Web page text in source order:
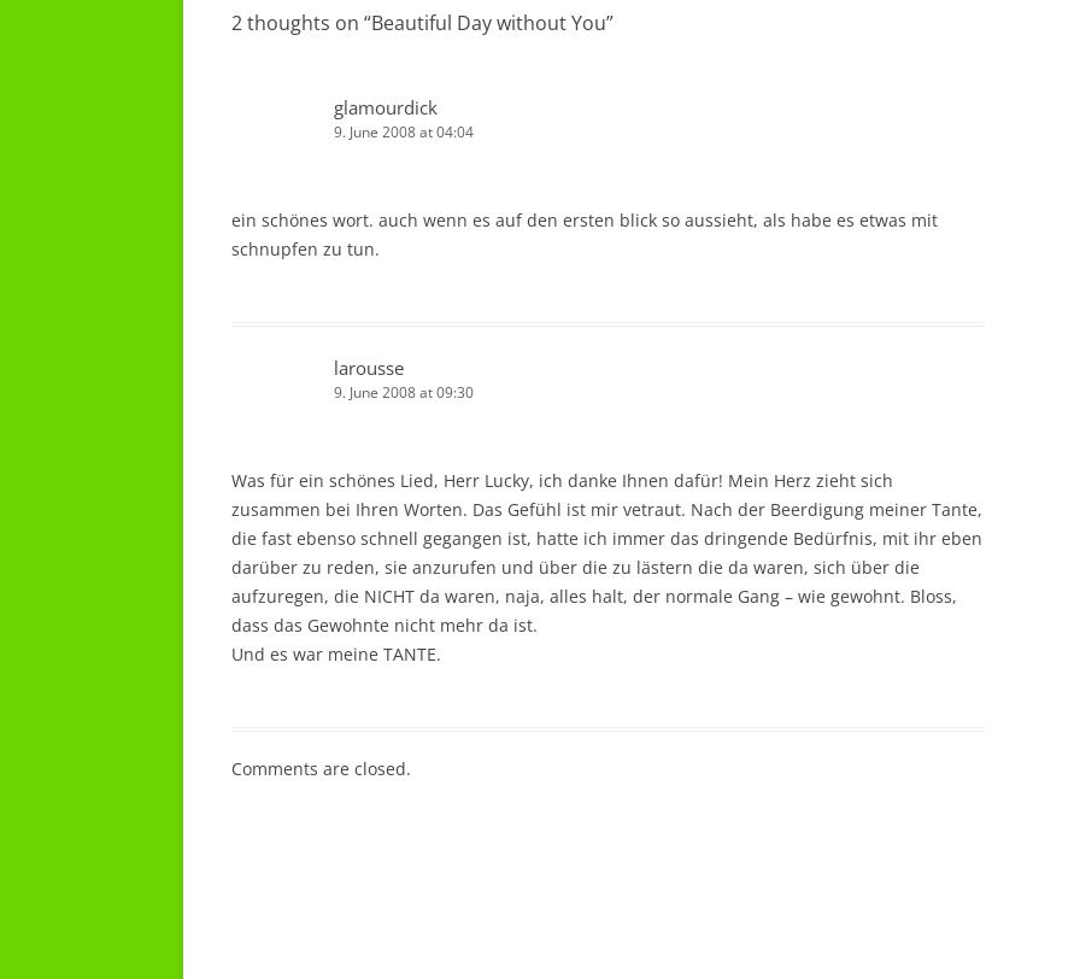
2 thoughts on “Beautiful Day without You”
glamourdick
9. June 2008 at 04:04
ein schönes wort. auch wenn es auf den ersten blick so aussieht, als habe es etwas mit
schnupfen zu tun.
larousse
9. June 2008 at 09:30
Was für ein schönes Lied, Herr Lucky, ich danke Ihnen dafür! Mein Herz zieht sich
zusammen bei Ihren Worten. Das Gefühl ist mir vetraut. Nach der Beerdigung meiner Tante,
die fast ebenso schnell gegangen ist, hatte ich immer das dringende Bedürfnis, mit ihr eben
darüber zu reden, sie anzurufen und über die zu lästern die da waren, sich über die
aufzuregen, die NICHT da waren, naja, alles halt, der normale Gang – wie gewohnt. Bloss,
dass das Gewohnte nicht mehr da ist.
Und es war meine TANTE.
Comments are closed.